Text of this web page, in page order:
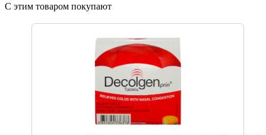
С этим товаром покупают